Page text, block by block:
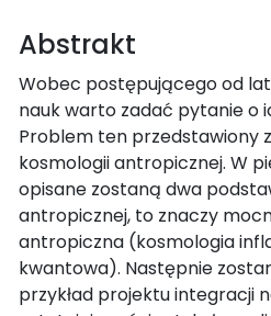
Abstrakt
Wobec postępującego od
nauk warto zadać pytanie o
Problem ten przedstawiony
kosmologii antropicznej. W
opisane zostaną dwa
antropicznej, to znaczy
antropiczna (kosmologia
kwantowa). Następnie
przykład projektu integracji